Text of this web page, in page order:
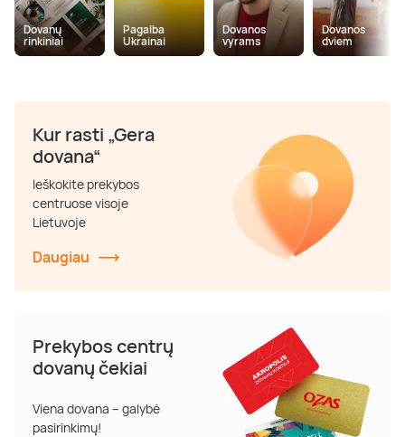
Dovanų
rinkiniai
Pagalba
Ukrainai
Dovanos
vyrams
Dovanos
dviem
Kur rasti „Gera
dovana“
Ieškokite prekybos
centruose visoje
Lietuvoje
Daugiau
Prekybos centrų
dovanų čekiai
Viena dovana – galybė
pasirinkimų!